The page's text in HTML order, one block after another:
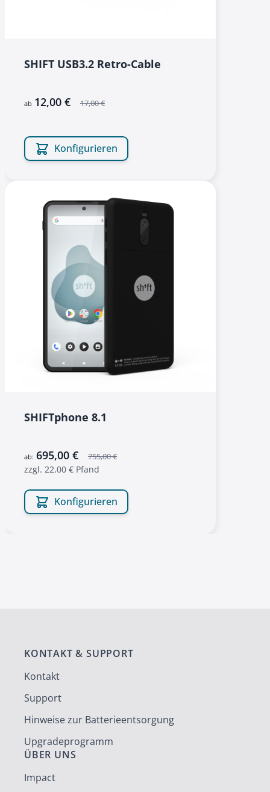
SHIFT USB3.2 Retro-Cable
ab 12,00 € 17,00 €
Konfigurieren
SHIFTphone 8.1
755,00 €
ab: 695,00 €
zzgl. 22,00 € Pfand
Konfigurieren
KONTAKT & SUPPORT
Kontakt
Support
Hinweise zur Batterieentsorgung
Upgradeprogramm
ÜBER UNS
Impact